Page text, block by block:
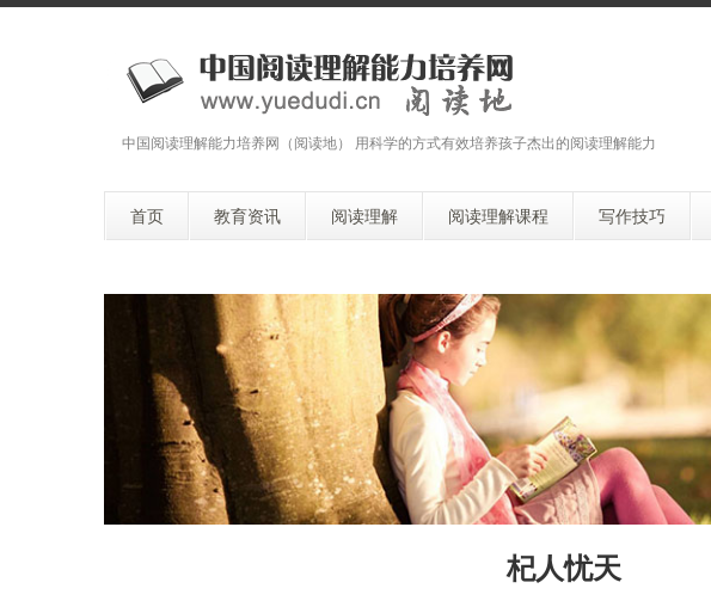
中国阅读理解能力培养网（阅读地） 用科学的方式有效培养孩子杰出的阅读理解能力
首页 教育资讯 阅读理解 阅读理解课程 写作技巧
杞人忧天